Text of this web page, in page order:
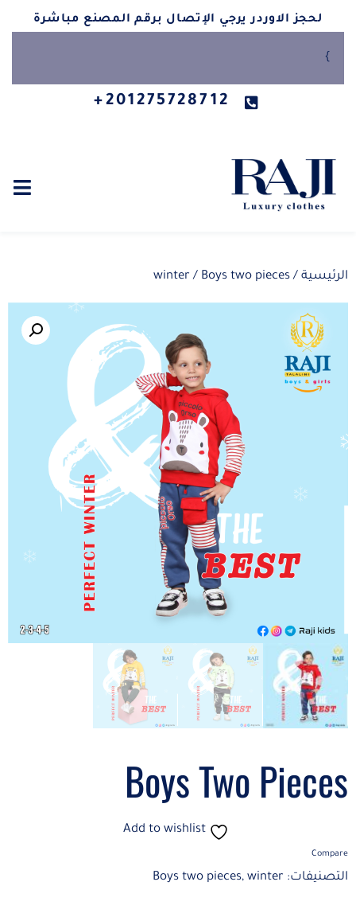
لحجز الاوردر يرجي الإتصال برقم المصنع مباشرة
}
201275728712+
الرئيسية /
winter / Boys two pieces
Boys Two Pieces
Add to wishlist
Compare
التصنيفات: Boys two pieces, winter